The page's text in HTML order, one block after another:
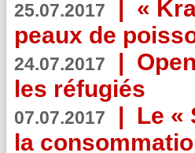
25.07.2017 | «
peaux de
24.07.2017 |
les réfugiés
07.07.2017 | Le «
la